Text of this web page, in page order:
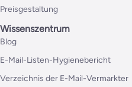
Preisgestaltung
Wissenszentrum
Blog
E-Mail-Listen-Hygienebericht
Verzeichnis der E-Mail-Vermarkter